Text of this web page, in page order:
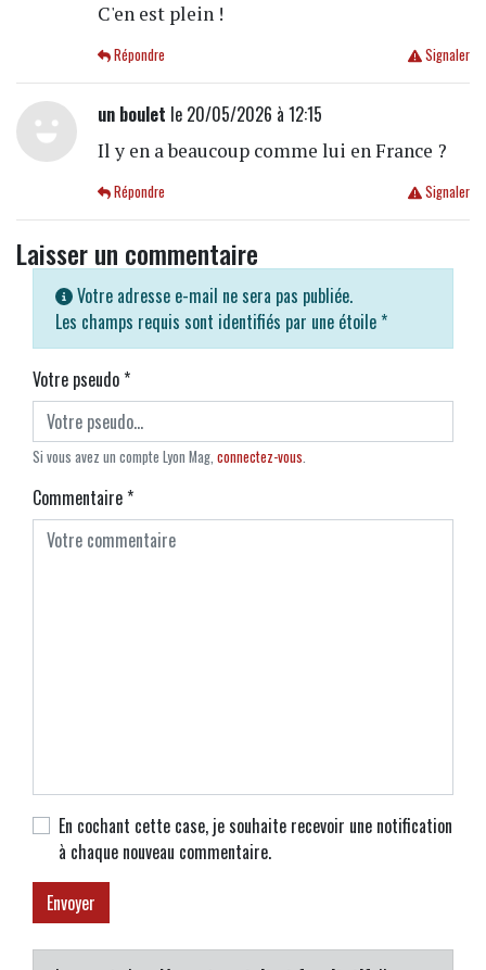
C'en est plein !
Signaler
Répondre
un boulet le 20/05/2026 à 12:15
Il y en a beaucoup comme lui en France ?
Signaler
Répondre
Laisser un commentaire
Votre adresse e-mail ne sera pas publiée.
Les champs requis sont identifiés par une étoile *
Votre pseudo*
Si vous avez un compte Lyon Mag, connectez-vous.
Commentaire*
En cochant cette case, je souhaite recevoir une notification
à chaque nouveau commentaire.